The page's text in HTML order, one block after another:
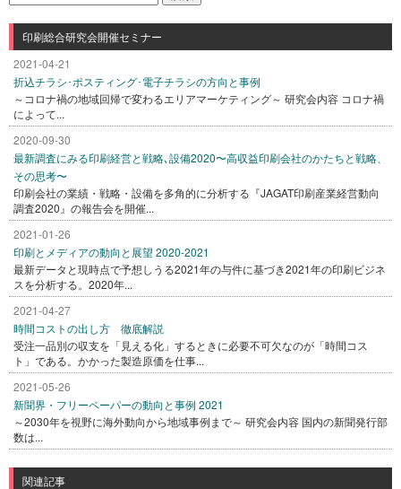
索:
印刷総合研究会開催セミナー
2021-04-21
折込チラシ･ポスティング･電子チラシの方向と事例
～コロナ禍の地域回帰で変わるエリアマーケティング～ 研究会内容 コロナ禍
によって...
2020-09-30
最新調査にみる印刷経営と戦略､設備2020〜高収益印刷会社のかたちと戦略、
その思考〜
印刷会社の業績・戦略・設備を多角的に分析する『JAGAT印刷産業経営動向
調査2020』の報告会を開催...
2021-01-26
印刷とメディアの動向と展望 2020-2021
最新データと現時点で予想しうる2021年の与件に基づき2021年の印刷ビジネ
スを分析する。2020年...
2021-04-27
時間コストの出し方 徹底解説
受注一品別の収支を「見える化」するときに必要不可欠なのが「時間コス
ト」である。かかった製造原価を仕事...
2021-05-26
新聞界・フリーペーパーの動向と事例 2021
～2030年を視野に海外動向から地域事例まで～ 研究会内容 国内の新聞発行部
数は...
関連記事